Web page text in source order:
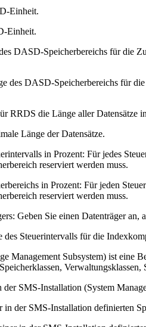
Einheit.
Einheit.
DASD-Speicherbereichs für die
des DASD-Speicherbereichs für
RRDS die Länge aller Datensätze
Länge der Datensätze.
in Prozent: Für jedes
reserviert werden muss.
in Prozent: Für jeden
reserviert werden muss.
: Geben Sie einen Datenträger an,
des Steuerintervalls für die
Management Subsystem) ist eine
SMS-Installation (System
in der SMS-Installation definierten